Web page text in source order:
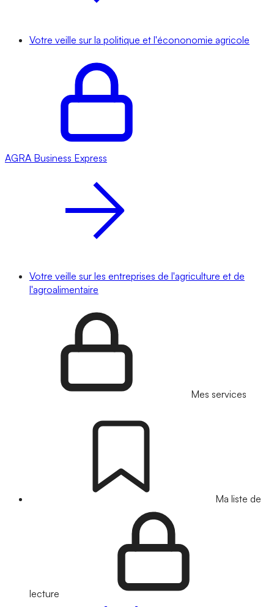
Votre veille sur la politique et l'écononomie agricole
AGRA Business Express
Votre veille sur les entreprises de l'agriculture et de
l'agroalimentaire
Mes services
Ma liste de
lecture